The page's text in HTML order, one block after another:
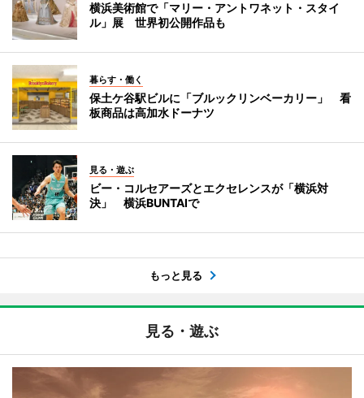
横浜美術館で「マリー・アントワネット・スタイ
ル」展 世界初公開作品も
暮らす・働く
保土ケ谷駅ビルに「ブルックリンベーカリー」 看
板商品は高加水ドーナツ
見る・遊ぶ
ビー・コルセアーズとエクセレンスが「横浜対
決」 横浜BUNTAIで
もっと見る
見る・遊ぶ